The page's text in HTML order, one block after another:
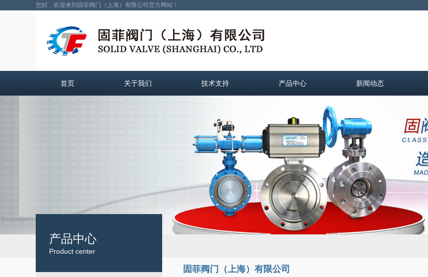
您好，欢迎来到固菲阀门（上海）有限公司官方网站！
首页 关于我们 技术支持 产品中心 新闻动态
产品中心
Product center
固菲阀门（上海）有限公司